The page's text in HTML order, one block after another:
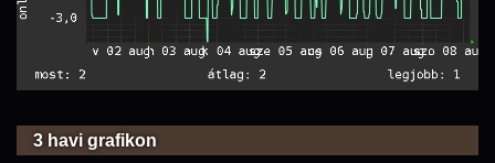
3 havi grafikon